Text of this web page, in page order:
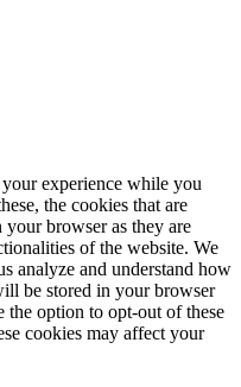
experience while you
the cookies that are
your browser as they are
of the website. We
analyze and understand how
be stored in your browser
the option to opt-out of these
cookies may affect your